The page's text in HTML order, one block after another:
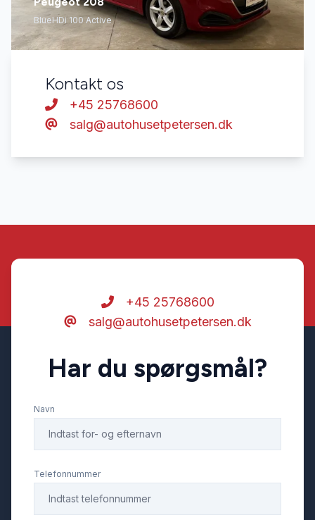
BlueHDi 100 Active
Kontakt os
+45 25768600
salg@autohusetpetersen.dk
+45 25768600
salg@autohusetpetersen.dk
Har du spørgsmål?
Navn
Telefonnummer